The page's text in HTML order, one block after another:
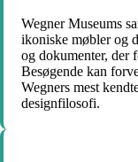
Wegner Museums
ikoniske møbler og
og dokumenter, der
Besøgende kan
Wegners mest
designfilosofi.